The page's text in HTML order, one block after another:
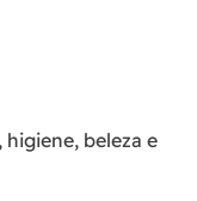
beleza e